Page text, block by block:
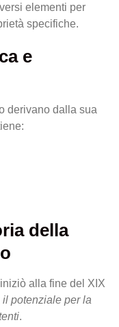
elementi per
specifiche.
e
derivano dalla sua
della
alla fine del XIX
potenziale per la
.